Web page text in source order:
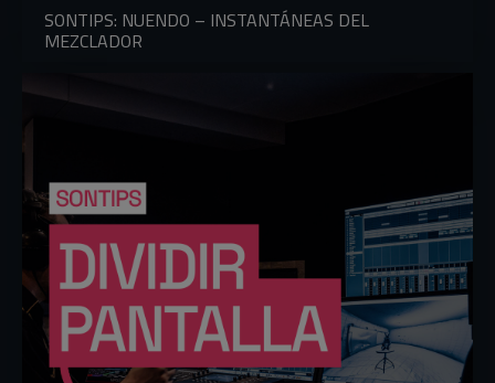
SONTIPS: NUENDO – INSTANTÁNEAS DEL
MEZCLADOR